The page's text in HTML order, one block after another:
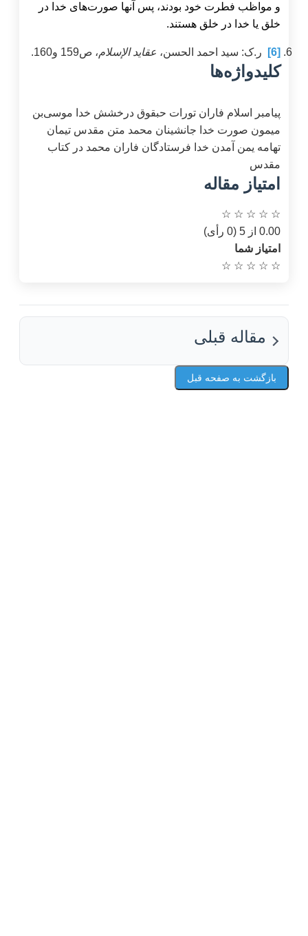
و مواظب فطرت خود بودند، پس آنها صورت‌های خدا در
خلق یا خدا در خلق هستند.
[6] ر.ک: سید احمد الحسن، عقاید الإسلام، ص159 و160.
کلیدواژه‌ها
پیامبر اسلام فاران تورات حبقوق درخشش خدا موسی‌بن
میمون صورت خدا جانشینان محمد متن مقدس تیمان
تهامه یمن آمدن خدا فرستادگان فاران محمد در کتاب
مقدس
امتیاز مقاله
☆
☆
☆
☆
☆
0.00 از 5 (0 رأی)
امتیاز شما
☆
☆
☆
☆
☆
مقاله قبلی
بازگشت به صفحه قبل